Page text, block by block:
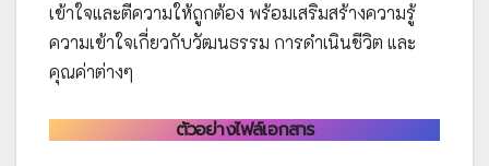
เข้าใจและตีความให้ถูกต้อง พร้อมเสริมสร้างความรู้
ความเข้าใจเกี่ยวกับวัฒนธรรม การดำเนินชีวิต และ
คุณค่าต่างๆ
ตัวอย่างไฟล์เอกสาร